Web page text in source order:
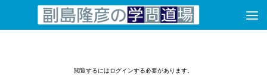
コンテンツへスキップ
閲覧するにはログインする必要があります。